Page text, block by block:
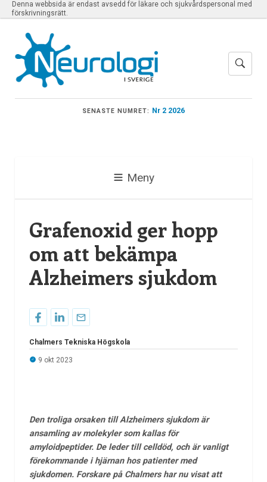
Denna webbsida är endast avsedd för läkare och sjukvårdspersonal med
förskrivningsrätt.
SENASTE NUMRET: Nr 2 2026
Meny
Grafenoxid ger hopp
om att bekämpa
Alzheimers sjukdom
Chalmers Tekniska Högskola
9 okt 2023
Den troliga orsaken till Alzheimers sjukdom är
ansamling av molekyler som kallas för
amyloidpeptider. De leder till celldöd, och är vanligt
förekommande i hjärnan hos patienter med
sjukdomen. Forskare på Chalmers har nu visat att